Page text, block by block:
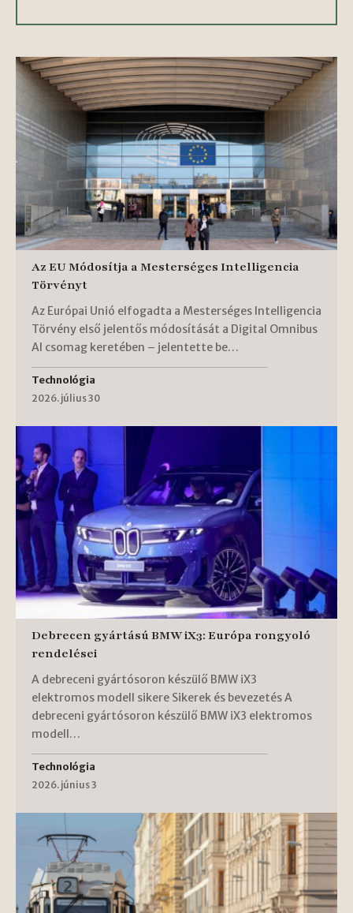
Az EU Módosítja a Mesterséges Intelligencia
Törvényt
Az Európai Unió elfogadta a Mesterséges Intelligencia
Törvény első jelentős módosítását a Digital Omnibus
AI csomag keretében – jelentette be…
Technológia
2026. július 30
Debrecen gyártású BMW iX3: Európa rongyoló
rendelései
A debreceni gyártósoron készülő BMW iX3
elektromos modell sikere Sikerek és bevezetés A
debreceni gyártósoron készülő BMW iX3 elektromos
modell…
Technológia
2026. június 3